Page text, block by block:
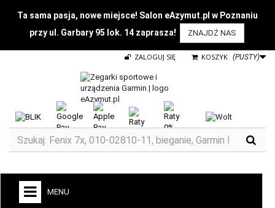
Ta sama pasja, nowe miejsce! Salon eAzymut.pl w Poznaniu
przy ul. Garbary 95 lok. 14 zaprasza!
ZNAJDŹ NAS
KOSZYK (PUSTY)
ZALOGUJ SIĘ
MENU